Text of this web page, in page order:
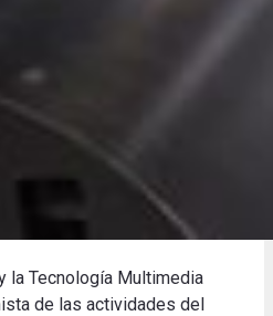
la Tecnología Multimedia
de las actividades del